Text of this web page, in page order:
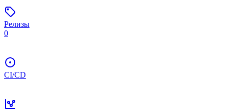
Релизы
0
CI/CD